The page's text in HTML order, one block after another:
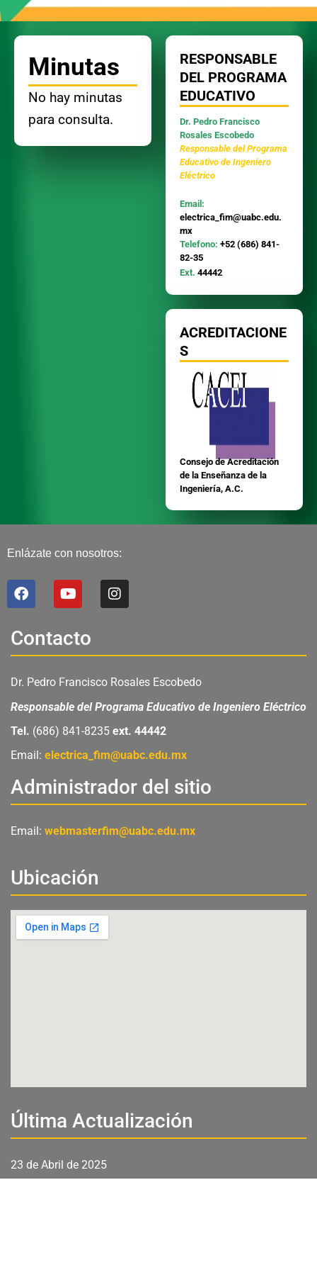
Minutas
No hay minutas
para consulta.
RESPONSABLE
DEL PROGRAMA
EDUCATIVO
Dr. Pedro Francisco
Rosales Escobedo
Responsable del Programa
Educativo de Ingeniero
Eléctrico
Email:
electrica_fim@uabc.edu.
mx
Telefono: +52 (686) 841-
82-35
Ext. 44442
ACREDITACIONE
S
Consejo de Acreditación
de la Enseñanza de la
Ingeniería, A.C.
Enlázate con nosotros:
F
a
e
b
o
k
Y
o
u
b
I
n
g
a
Contacto
Dr. Pedro Francisco Rosales Escobedo
Responsable del Programa Educativo de Ingeniero Eléctrico
Tel. (686) 841-8235 ext. 44442
Email: electrica_fim@uabc.edu.mx
Administrador del sitio
Email: webmasterfim@uabc.edu.mx
Ubicación
Última Actualización
23 de Abril de 2025